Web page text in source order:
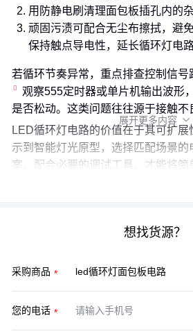
用防静电刷清理面包板插孔内的
顽固污渍可配合无尘布擦拭，避
保持触点导电性，延长循环灯电
若循环节奏异常，重点排查控制信号
观察555定时器或单片机输出波形
是否松动。这类问题往往源于接触不
LED循环灯电路的价值在于其可扩
示到智能灯光原型，选择匹配场景的
案，配合必要的调试工具，才能将简
展开更多内容 
想找货源？
采购商品
您的电话